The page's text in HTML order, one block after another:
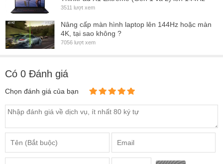
Nâng cấp màn hình laptop lên 144Hz hoặc màn
4K, tại sao không ?
Có 0 Đánh giá
Chọn đánh giá của bạn